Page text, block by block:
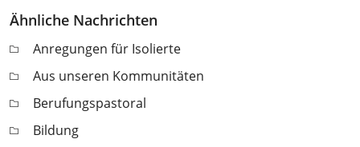
Ähnliche Nachrichten
Anregungen für Isolierte
Aus unseren Kommunitäten
Berufungspastoral
Bildung